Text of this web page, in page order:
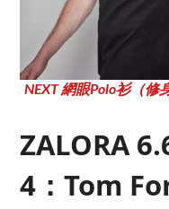
NEXT 網眼Polo衫（修
ZALORA
4：Tom